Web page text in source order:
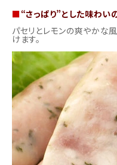
■“さっぱり”とした味わい
パセリとレモンの爽やかな
けます。